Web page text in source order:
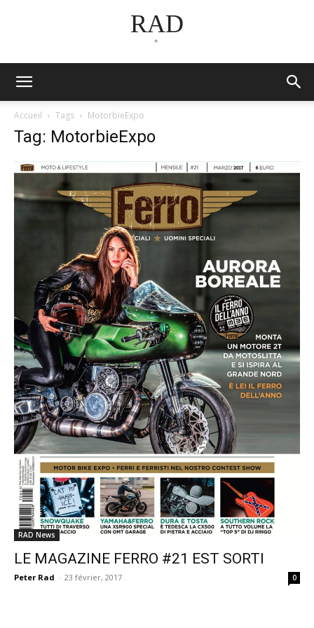
RAD
*
Accueil Tags MotorbieExpo
Tag: MotorbieExpo
RAD News
LE MAGAZINE FERRO #21 EST SORTI
Peter Rad - 23 février, 2017 0